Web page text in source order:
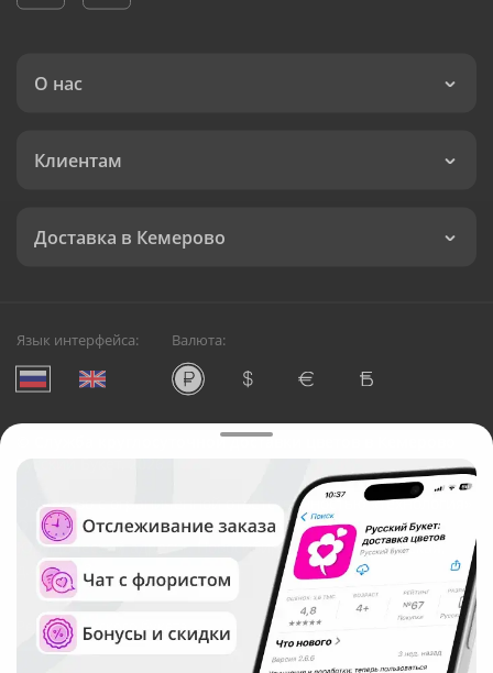
О нас
Клиентам
Доставка в Кемерово
Язык интерфейса: Валюта:
Служба круглосуточной доставки цветов в Кемерово
Русский Букет, 2026
Общество с ограниченной ответственностью «Технология»
ОГРН: 1195476081745, ИНН: 5410081997
Юридический адрес: г. Новосибирск, ул. Ипподромская,
д.42, оф. 3
Рейтинг Русского букета